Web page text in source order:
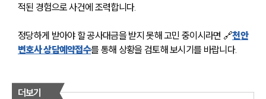
적된 경험으로 사건에 조력합니다.
정당하게 받아야 할 공사대금을 받지 못해 고민 중이시라면 🔗천안
변호사 상담예약접수를 통해 상황을 검토해 보시기를 바랍니다.
더보기